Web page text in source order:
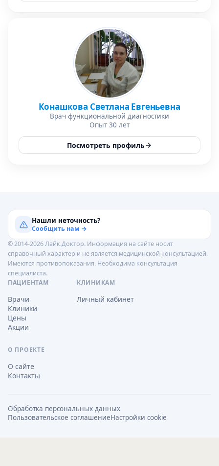
Конашкова Светлана Евгеньевна
Врач функциональной диагностики
Опыт 30 лет
Посмотреть профиль
Нашли неточность?
Сообщить нам →
© 2014-2026 Лайк.Доктор. Информация на сайте носит
справочный характер и не является медицинской консультацией.
Имеются противопоказания. Необходима консультация
специалиста.
ПАЦИЕНТАМ
Врачи
Клиники
Цены
Акции
КЛИНИКАМ
Личный кабинет
О ПРОЕКТЕ
О сайте
Контакты
Обработка персональных данных
Пользовательское соглашениеНастройки cookie